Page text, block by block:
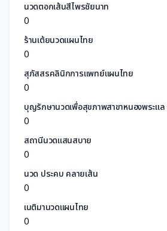
นวดตอกเส้นสีไพรชัยนาท
0
ร้านเต้ยนวดแผนไทย
0
สุภัสสรคลินิกการแพทย์แผนไทย
0
บุญรักษานวดเพื่อสุขภาพสาขาหนองพระแล
0
สถานีนวดแสนสบาย
0
นวด ประคบ คลายเส้น
0
เนติมานวดแผนไทย
0